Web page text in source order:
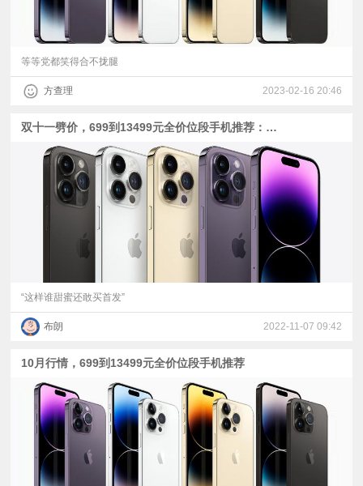
等等党都笑得合不拢腿
方查理 2023-02-16 20:46
双十一劈价，699到13499元全价位段手机推荐：只有首发受伤的世界
“这样谁甜蜜还敢买首发”
布朗 2022-11-07 09:42
10月行情，699到13499元全价位段手机推荐